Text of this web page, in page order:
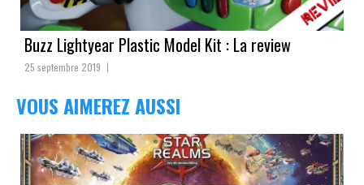
Buzz Lightyear Plastic Model Kit : La review
25 septembre 2019
VOUS AIMEREZ AUSSI